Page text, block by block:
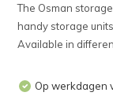
The Osman
handy storage
Available in
Op werkdagen